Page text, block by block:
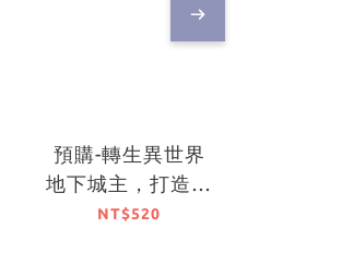
預購-轉生異世界
地下城主，打造溫
泉地下城 (1) （首
NT$520